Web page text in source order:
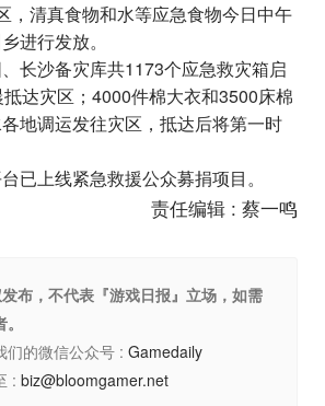
，清真食物和水等应急食物今日中午
进行发放。
长沙备灾库共1173个应急救灾箱启
达灾区；4000件棉大衣和3500床棉
地调运发往灾区，抵达后将第一时
已上线紧急救援公众募捐项目。
责任编辑 : 蔡一鸣
布，不代表『游戏日报』立场，如需
们的微信公众号 : Gamedaily
: biz@bloomgamer.net